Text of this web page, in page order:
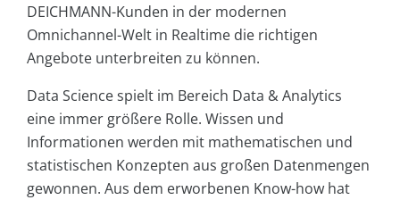
DEICHMANN-Kunden in der modernen
Omnichannel-Welt in Realtime die richtigen
Angebote unterbreiten zu können.
Data Science spielt im Bereich Data & Analytics
eine immer größere Rolle. Wissen und
Informationen werden mit mathematischen und
statistischen Konzepten aus großen Datenmengen
gewonnen. Aus dem erworbenen Know-how hat